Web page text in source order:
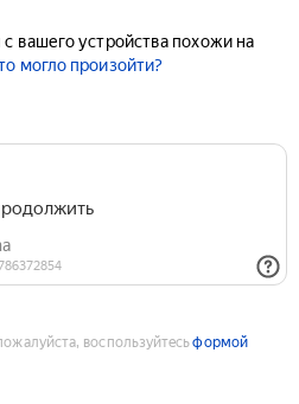
вашего устройства похожи на
могло произойти?
воспользуйтесьформой